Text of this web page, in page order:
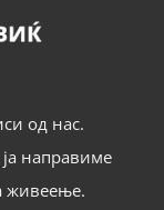
од нас.
направиме
живеење.